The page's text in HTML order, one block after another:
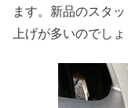
ます。新品のスタ
上げが多いのでしょ